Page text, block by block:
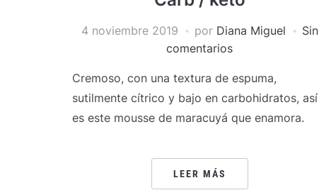
4 noviembre 2019 por Diana Miguel
Sin
comentarios
Cremoso, con una textura de espuma,
sutilmente cítrico y bajo en carbohidratos, así
es este mousse de maracuyá que enamora.
LEER MÁS